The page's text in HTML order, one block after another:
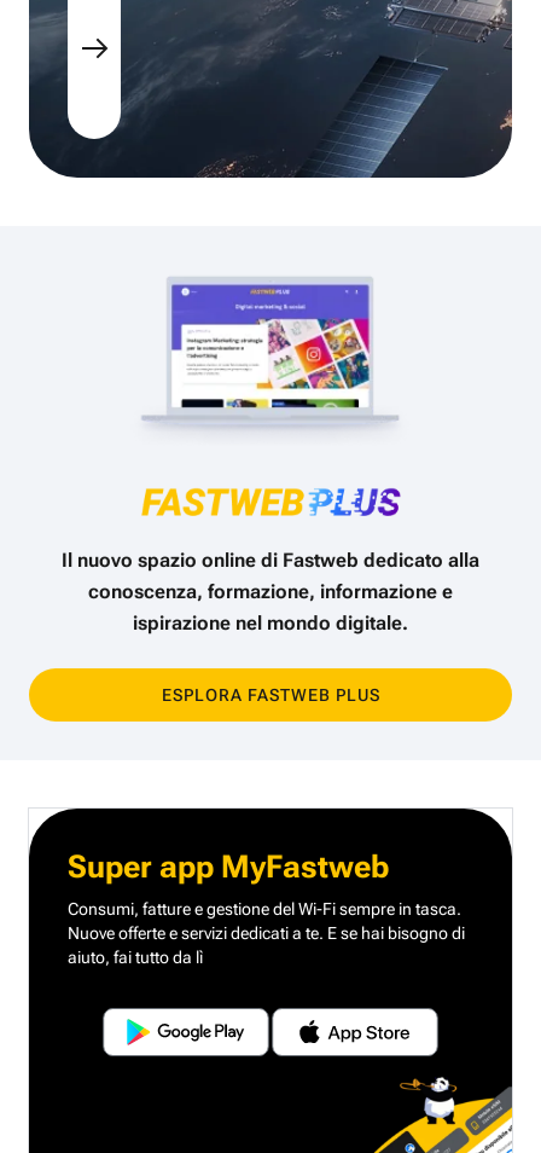
Il nuovo spazio online di Fastweb dedicato alla
conoscenza, formazione, informazione e
ispirazione nel mondo digitale.
ESPLORA FASTWEB PLUS
Super app MyFastweb
Consumi, fatture e gestione del Wi-Fi sempre in tasca.
Nuove offerte e servizi dedicati a te. E se hai bisogno di
aiuto, fai tutto da lì